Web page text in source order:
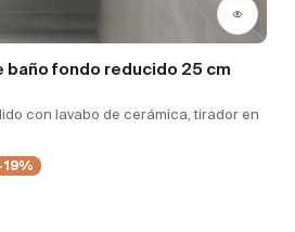
baño fondo reducido 25 cm
con lavabo de cerámica, tirador en